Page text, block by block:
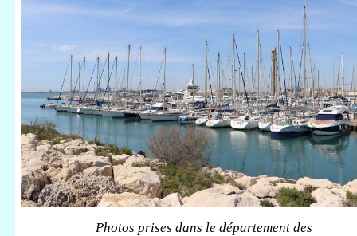
Photos prises dans le département des